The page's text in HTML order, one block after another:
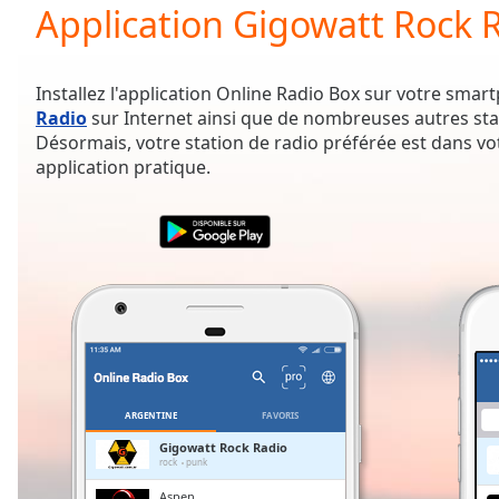
Current
Time0:00
Duration-:-
Loaded:
0.00%
Stream
Remaining
Application Gigowatt Rock
Installez l'application Online Radio Box sur votre
Radiosur Internet ainsi que de nombreuses autres
Désormais, votre station de radio préférée est dans
application pratique.
ARGENTINE FAVORIS
Gigowatt Rock Radio
rock punk
Aspen